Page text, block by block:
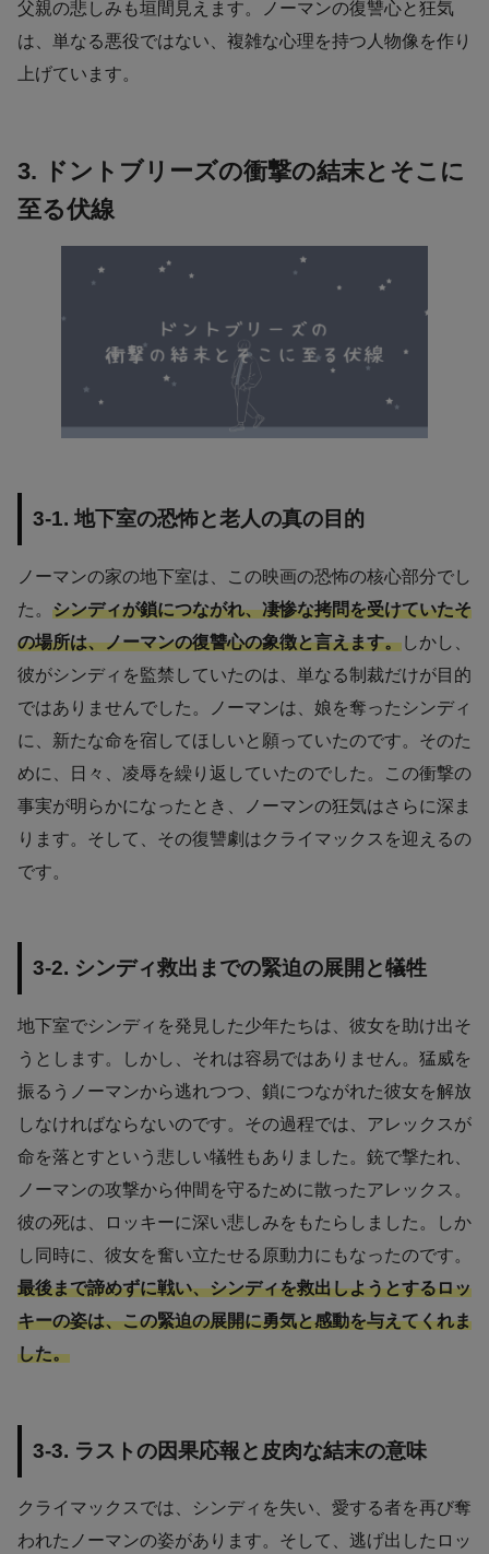
父親の悲しみも垣間見えます。ノーマンの復讐心と狂気
は、単なる悪役ではない、複雑な心理を持つ人物像を作り
上げています。
3. ドントブリーズの衝撃の結末とそこに
至る伏線
3-1. 地下室の恐怖と老人の真の目的
ノーマンの家の地下室は、この映画の恐怖の核心部分でし
た。 シンディが鎖につながれ、凄惨な拷問を受けていたそ
の場所は、ノーマンの復讐心の象徴と言えます。しかし、
彼がシンディを監禁していたのは、単なる制裁だけが目的
ではありませんでした。ノーマンは、娘を奪ったシンディ
に、新たな命を宿してほしいと願っていたのです。そのた
めに、日々、凌辱を繰り返していたのでした。この衝撃の
事実が明らかになったとき、ノーマンの狂気はさらに深ま
ります。そして、その復讐劇はクライマックスを迎えるの
です。
3-2. シンディ救出までの緊迫の展開と犠牲
地下室でシンディを発見した少年たちは、彼女を助け出そ
うとします。しかし、それは容易ではありません。猛威を
振るうノーマンから逃れつつ、鎖につながれた彼女を解放
しなければならないのです。その過程では、アレックスが
命を落とすという悲しい犠牲もありました。銃で撃たれ、
ノーマンの攻撃から仲間を守るために散ったアレックス。
彼の死は、ロッキーに深い悲しみをもたらしました。しか
し同時に、彼女を奮い立たせる原動力にもなったのです。
最後まで諦めずに戦い、シンディを救出しようとするロッ
キーの姿は、この緊迫の展開に勇気と感動を与えてくれま
した。
3-3. ラストの因果応報と皮肉な結末の意味
クライマックスでは、シンディを失い、愛する者を再び奪
われたノーマンの姿があります。そして、逃げ出したロッ